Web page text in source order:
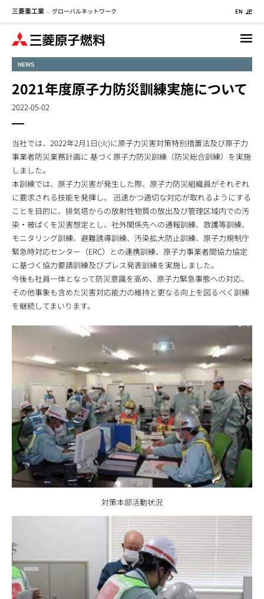
三菱重工業 - グローバルネットワーク EN JP
NEWS
2021年度原子力防災訓練実施について
2022-05-02
当社では、2022年2月1日(火)に原子力災害対策特別措置法及び原子力
事業者防災業務計画に 基づく原子力防災訓練（防災総合訓練）を実施
しました。
本訓練では、原子力災害が発生した際、原子力防災組織員がそれぞれ
に要求される技能を発揮し、 迅速かつ適切な対応が取れるようにする
ことを目的に、排気塔からの放射性物質の放出及び管理区域内での汚
染・被ばくを災害想定とし、社外関係先への通報訓練、救護等訓練、
モニタリング訓練、避難誘導訓練、汚染拡大防止訓練、原子力規制庁
緊急時対応センター（ERC）との連携訓練、原子力事業者間協力協定
に基づく協力要請訓練及びプレス発表訓練を実施しました。
今後も社員一体となって防災意識を高め、原子力緊急事態への対応、
その他事象も含めた災害対応能力の維持と更なる向上を図るべく訓練
を継続してまいります。
対策本部活動状況